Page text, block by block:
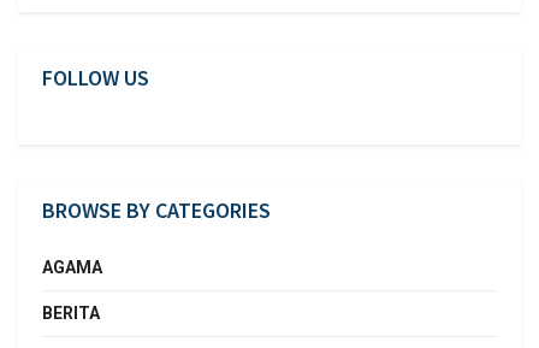
FOLLOW US
BROWSE BY CATEGORIES
AGAMA
BERITA